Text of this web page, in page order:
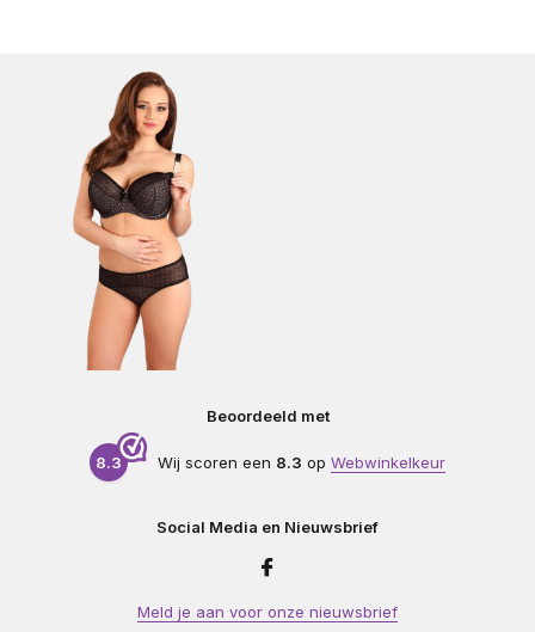
Beoordeeld met
8.3 Wij scoren een 8.3 op Webwinkelkeur
Social Media en Nieuwsbrief
Meld je aan voor onze nieuwsbrief